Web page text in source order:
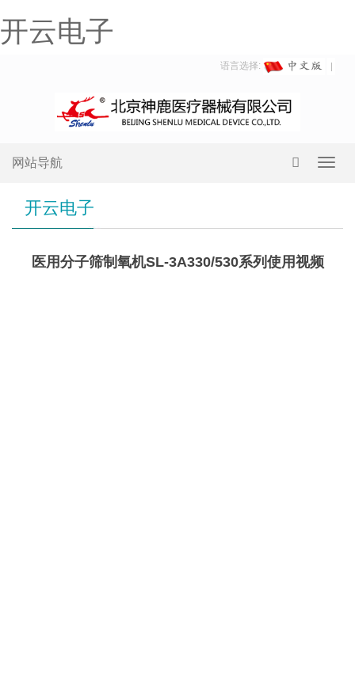
开云电子
语言选择:
网站导航
开云电子
医用分子筛制氧机SL-3A330/530系列使用视频